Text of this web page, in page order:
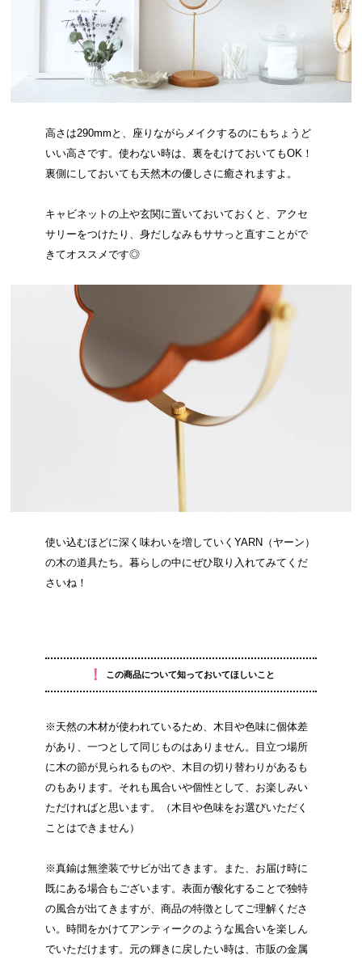
高さは290mmと、座りながらメイクするのにもちょうど
いい高さです。使わない時は、裏をむけておいてもOK！
裏側にしておいても天然木の優しさに癒されますよ。
キャビネットの上や玄関に置いておいておくと、アクセ
サリーをつけたり、身だしなみもササっと直すことがで
きてオススメです◎
使い込むほどに深く味わいを増していくYARN（ヤーン）
の木の道具たち。暮らしの中にぜひ取り入れてみてくだ
さいね！
！ この商品について知っておいてほしいこと
※天然の木材が使われているため、木目や色味に個体差
があり、一つとして同じものはありません。目立つ場所
に木の節が見られるものや、木目の切り替わりがあるも
のもあります。それも風合いや個性として、お楽しみい
ただければと思います。（木目や色味をお選びいただく
ことはできません）
※真鍮は無塗装でサビが出てきます。また、お届け時に
既にある場合もございます。表面が酸化することで独特
の風合が出てきますが、商品の特徴としてご理解くださ
い。時間をかけてアンティークのような風合いを楽しん
でいただけます。元の輝きに戻したい時は、市販の金属